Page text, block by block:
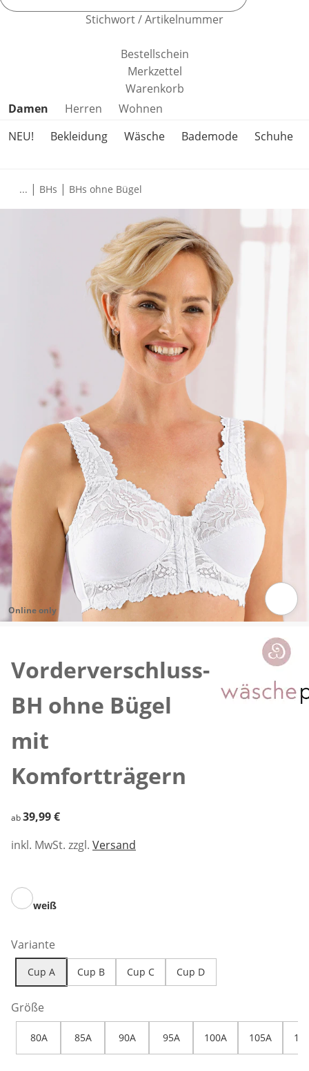
Stichwort / Artikelnummer
Bestellschein
Merkzettel
Warenkorb
Produktkategorien überspringen
Damen Herren
Wohnen
NEU!
Bekleidung Wäsche Bademode Schuhe
... | BHs | BHs ohne Bügel
Online only
Vorderverschluss-
BH ohne Bügel
mit
Komfortträgern
39,99 €
ab39,99 €
inkl. MwSt. zzgl. Versand
weiß
Variante
Cup A Cup B Cup C Cup D
Größe
80A 85A 90A 95A 100A 105A